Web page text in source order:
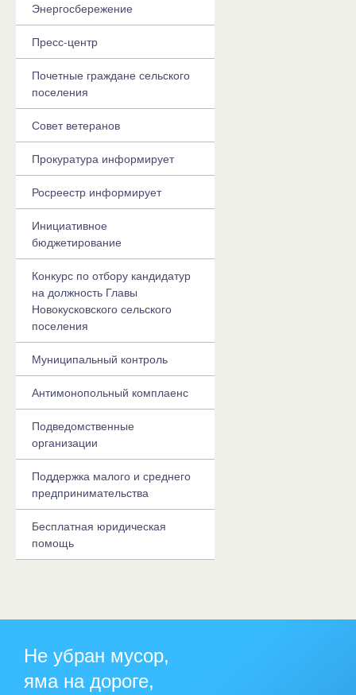
Энергосбережение
Пресс-центр
Почетные граждане сельского
поселения
Совет ветеранов
Прокуратура информирует
Росреестр информирует
Инициативное
бюджетирование
Конкурс по отбору кандидатур
на должность Главы
Новокусковского сельского
поселения
Муниципальный контроль
Антимонопольный комплаенс
Подведомственные
организации
Поддержка малого и среднего
предпринимательства
Бесплатная юридическая
помощь
Не убран мусор,
яма на дороге,